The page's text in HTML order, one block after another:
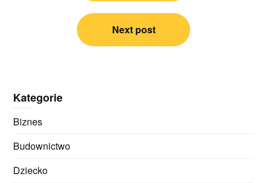
Next post
Kategorie
Biznes
Budownictwo
Dziecko